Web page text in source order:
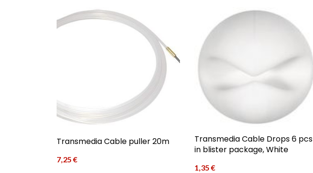
Transmedia Cable puller 20m
7,25 €
Transmedia Cable Drops 6 pcs
in blister package, White
1,35 €